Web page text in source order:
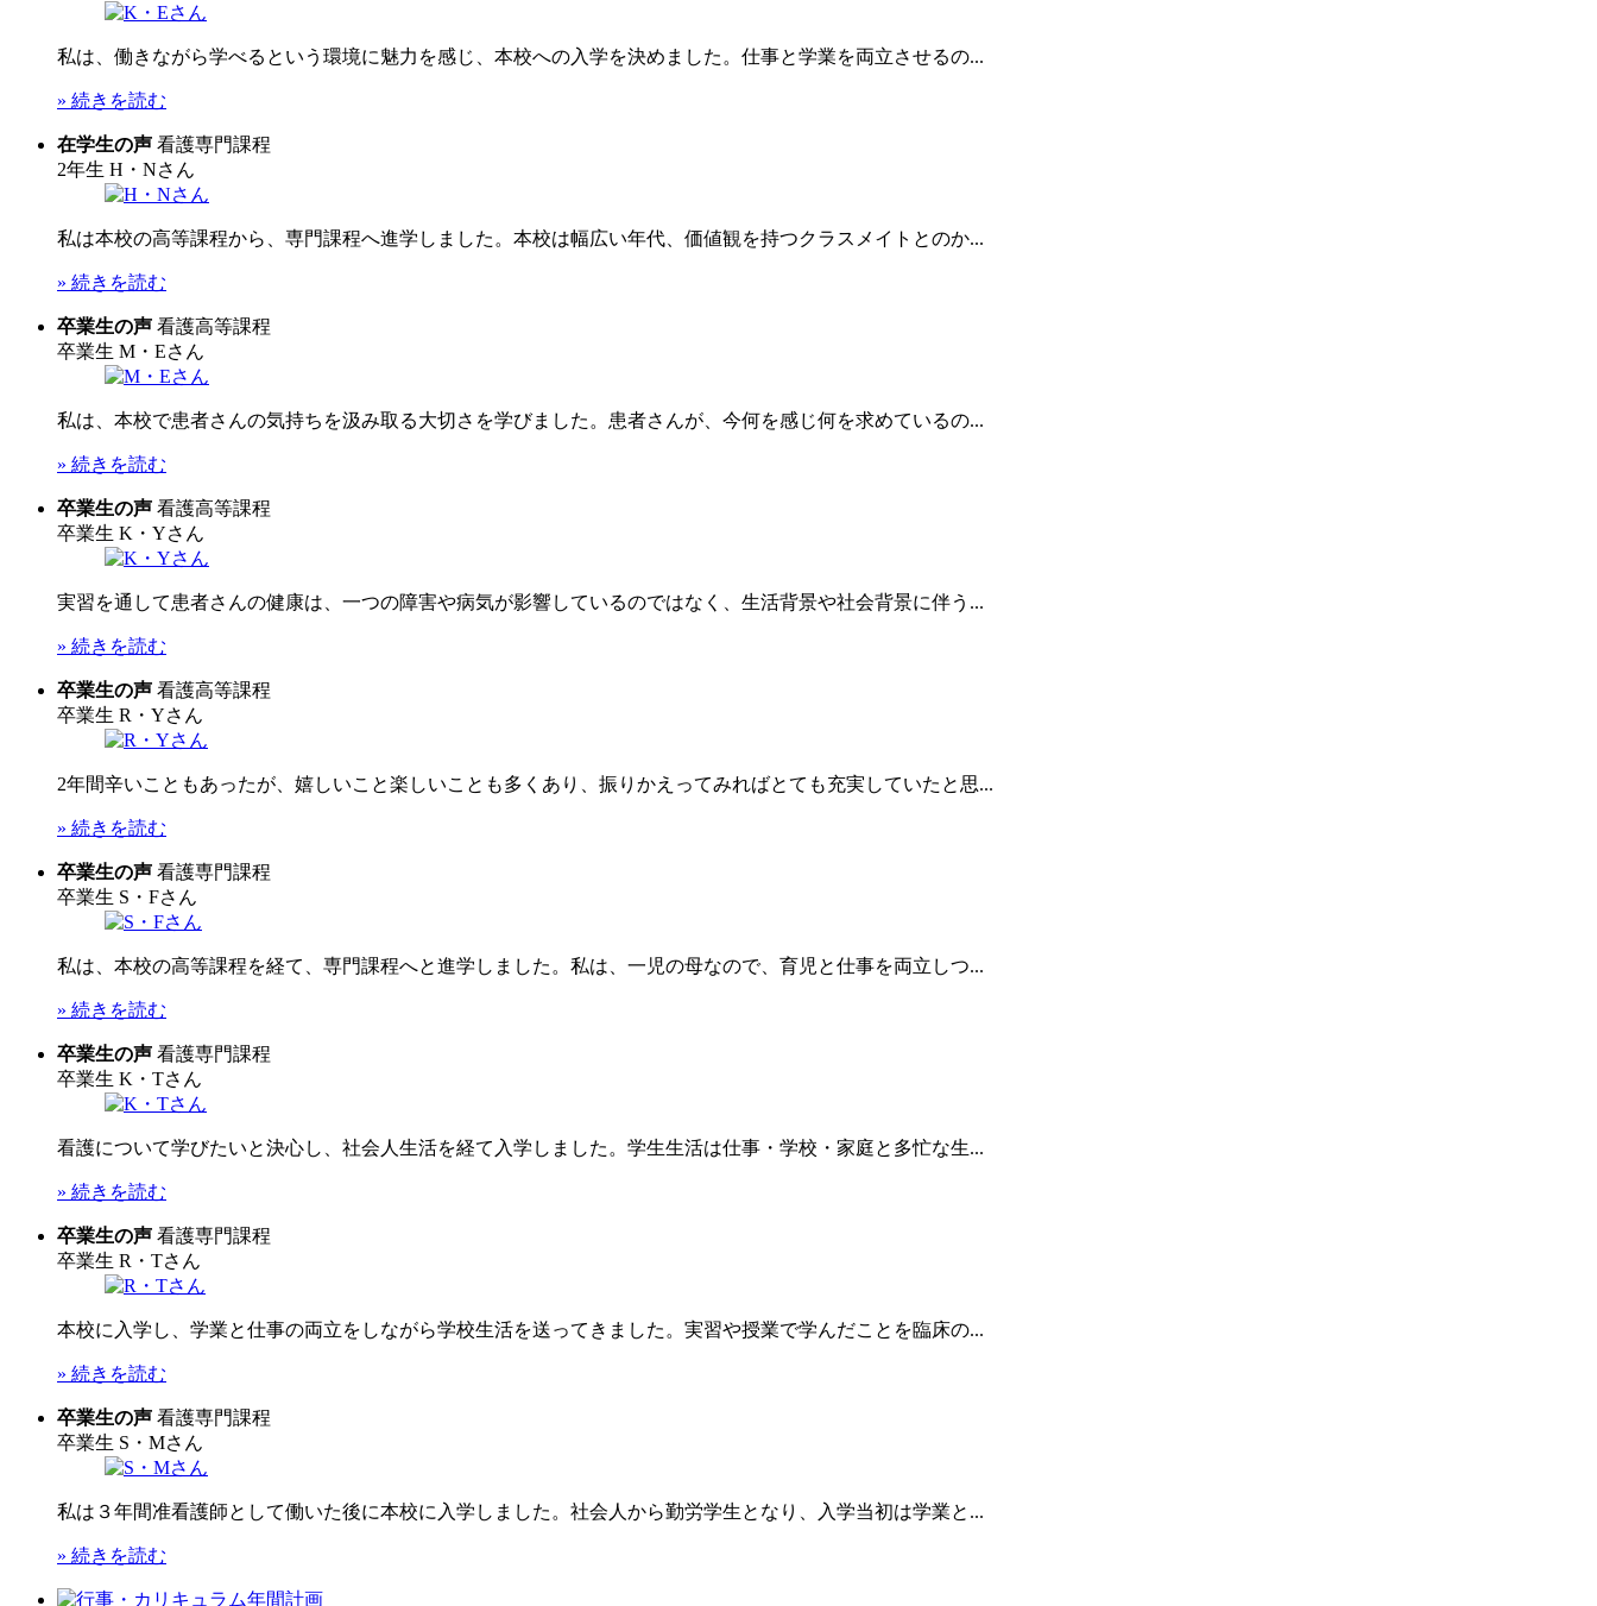
私は、働きながら学べるという環境に魅力を感じ、本校への入学を決めました。仕事と学業を両立させるの...
» 続きを読む
在学生の声 看護専門課程
2年生 H・Nさん
私は本校の高等課程から、専門課程へ進学しました。本校は幅広い年代、価値観を持つクラスメイトとのか...
» 続きを読む
卒業生の声 看護高等課程
卒業生 M・Eさん
私は、本校で患者さんの気持ちを汲み取る大切さを学びました。患者さんが、今何を感じ何を求めているの...
» 続きを読む
卒業生の声 看護高等課程
卒業生 K・Yさん
実習を通して患者さんの健康は、一つの障害や病気が影響しているのではなく、生活背景や社会背景に伴う...
» 続きを読む
卒業生の声 看護高等課程
卒業生 R・Yさん
2年間辛いこともあったが、嬉しいこと楽しいことも多くあり、振りかえってみればとても充実していたと思...
» 続きを読む
卒業生の声 看護専門課程
卒業生 S・Fさん
私は、本校の高等課程を経て、専門課程へと進学しました。私は、一児の母なので、育児と仕事を両立しつ...
» 続きを読む
卒業生の声 看護専門課程
卒業生 K・Tさん
看護について学びたいと決心し、社会人生活を経て入学しました。学生生活は仕事・学校・家庭と多忙な生...
» 続きを読む
卒業生の声 看護専門課程
卒業生 R・Tさん
本校に入学し、学業と仕事の両立をしながら学校生活を送ってきました。実習や授業で学んだことを臨床の...
» 続きを読む
卒業生の声 看護専門課程
卒業生 S・Mさん
私は３年間准看護師として働いた後に本校に入学しました。社会人から勤労学生となり、入学当初は学業と...
» 続きを読む